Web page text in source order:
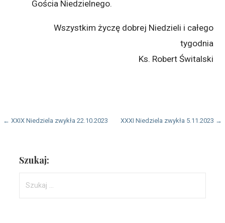
Gościa Niedzielnego.
Wszystkim życzę dobrej Niedzieli i całego
tygodnia
Ks. Robert Świtalski
Nawigacja
← XXIX Niedziela zwykła 22.10.2023 XXXI Niedziela zwykła 5.11.2023 →
Szukaj: